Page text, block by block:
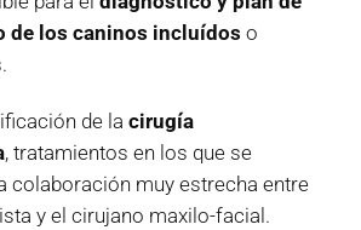
de los caninos incluídos o
de la cirugía
, tratamientos en los que se
colaboración muy estrecha entre
y el cirujano maxilo-facial.